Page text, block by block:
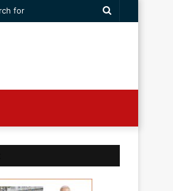
Search